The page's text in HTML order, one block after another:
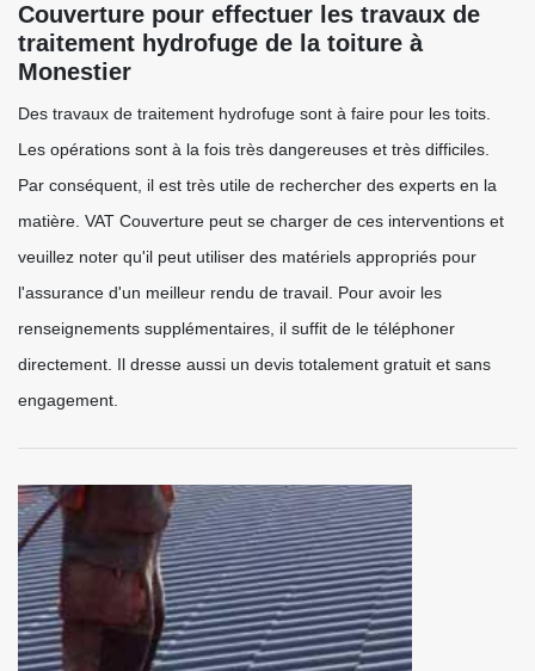
Couverture pour effectuer les travaux de
traitement hydrofuge de la toiture à
Monestier
Des travaux de traitement hydrofuge sont à faire pour les toits.
Les opérations sont à la fois très dangereuses et très difficiles.
Par conséquent, il est très utile de rechercher des experts en la
matière. VAT Couverture peut se charger de ces interventions et
veuillez noter qu'il peut utiliser des matériels appropriés pour
l'assurance d'un meilleur rendu de travail. Pour avoir les
renseignements supplémentaires, il suffit de le téléphoner
directement. Il dresse aussi un devis totalement gratuit et sans
engagement.